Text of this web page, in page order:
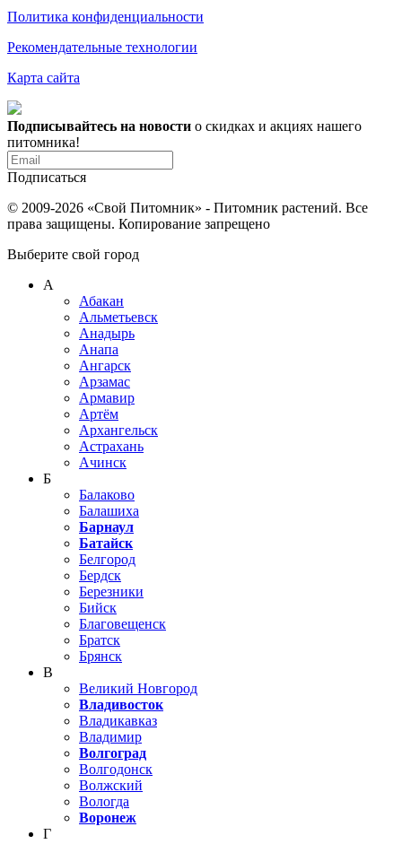
Политика конфиденциальности
Рекомендательные технологии
Карта сайта
Подписывайтесь на новости о скидках и акциях нашего
питомника!
Подписаться
© 2009-2026 «Свой Питомник» - Питомник растений. Все
права защищены. Копирование запрещено
Выберите свой город
А
Абакан
Альметьевск
Анадырь
Анапа
Ангарск
Арзамас
Армавир
Артём
Архангельск
Астрахань
Ачинск
Б
Балаково
Балашиха
Барнаул
Батайск
Белгород
Бердск
Березники
Бийск
Благовещенск
Братск
Брянск
В
Великий Новгород
Владивосток
Владикавказ
Владимир
Волгоград
Волгодонск
Волжский
Вологда
Воронеж
Г